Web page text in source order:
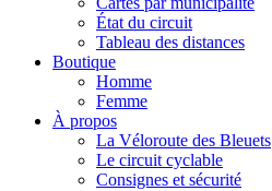
État du circuit
Tableau des distances
Boutique
Homme
Femme
À propos
La Véloroute des Bleuets
Le circuit cyclable
Consignes et sécurité